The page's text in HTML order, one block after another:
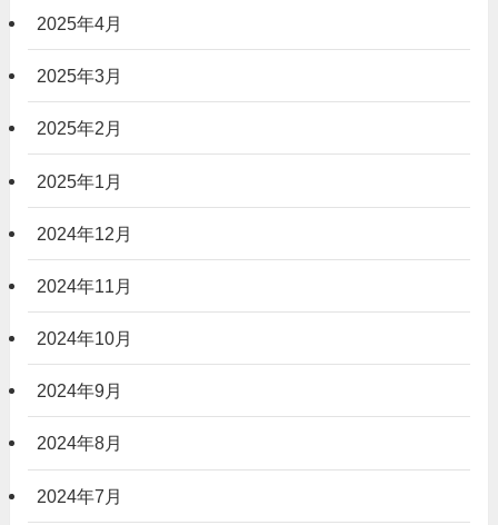
2025年4月
2025年3月
2025年2月
2025年1月
2024年12月
2024年11月
2024年10月
2024年9月
2024年8月
2024年7月